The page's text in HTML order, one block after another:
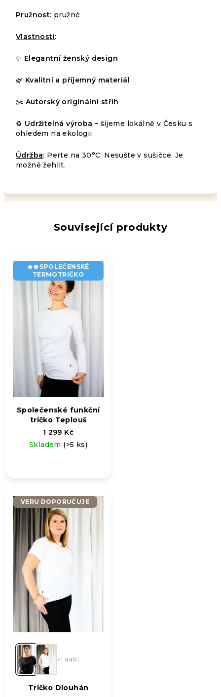
Průměrné
hodnocení
produktu
hvězdiček.
HODNOCENÍ
hodnocení
Nejprodávanější
Pružnost: pružné
Vlastnosti:
✨ Elegantní ženský design
🌿 Kvalitní a příjemný materiál
✂️ Autorský originální střih
♻️ Udržitelná výroba – šijeme lokálně v Česku s
ohledem na ekologii
Údržba: Perte na 30°C. Nesušte v sušičce. Je
možné žehlit.
Související produkty
🔥❄️ SPOLEČENSKÉ
TERMOTRIČKO
Společenské funkční
tričko Teplouš
1 299 Kč
Skladem (>5 ks)
VERU DOPORUČUJE
+1 další
Tričko Dlouhán